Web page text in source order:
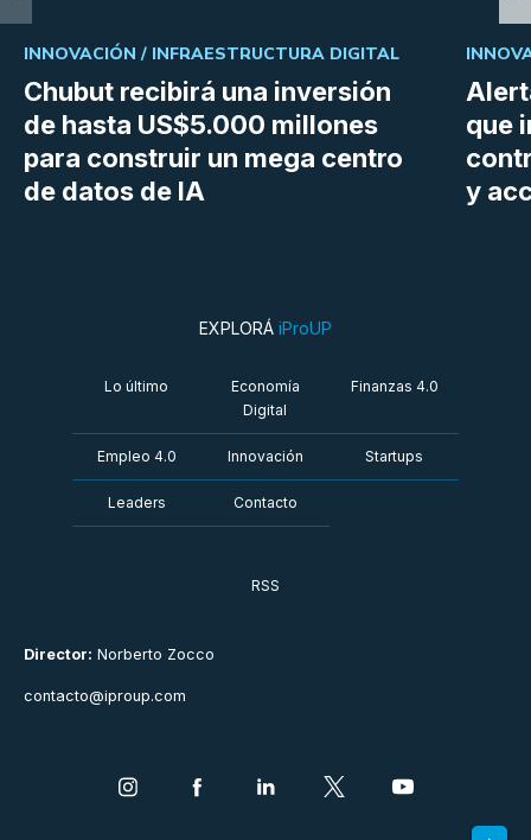
Chubut recibirá una inversión
de hasta US$5.000 millones
para construir un mega centro
de datos de IA
INNOVACIÓN / INFRAESTRUCTURA DIGITAL
que
y
Director: Norberto Zocco
contacto@iproup.com
EXPLORÁ iProUP
Lo último
Economía
Digital
Finanzas 4.0
Empleo 4.0 Innovación Startups
Leaders Contacto
RSS